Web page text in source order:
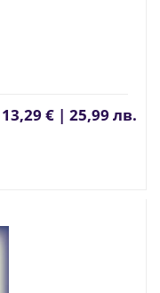
13,29 € | 25,99 лв.